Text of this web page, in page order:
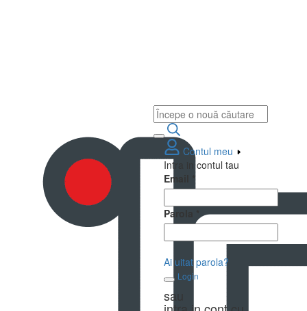
Contul meu
Intra in contul tau
Email
Parola
Ai uitat parola?
Login
sau